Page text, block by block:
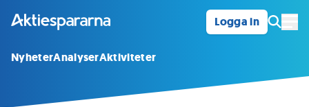
Logga in
NyheterAnalyserAktiviteter